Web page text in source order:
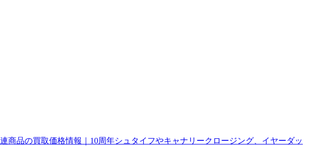
品の買取価格情報｜10周年シュタイフやキャナリークロージング、イヤーダッ